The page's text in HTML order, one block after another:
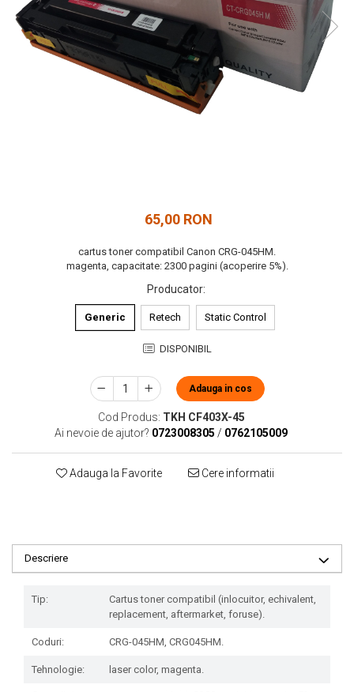
65,00 RON
cartus toner compatibil Canon CRG-045HM.
magenta, capacitate: 2300 pagini (acoperire 5%).
Producator:
Generic Retech Static Control
DISPONIBIL
Adauga in cos
Cod Produs: TKH CF403X-45
Ai nevoie de ajutor? 0723008305 / 0762105009
Adauga la Favorite Cere informatii
Descriere
Tip:
Cartus toner compatibil (inlocuitor, echivalent,
replacement, aftermarket, foruse).
Coduri: CRG-045HM, CRG045HM.
Tehnologie: laser color, magenta.